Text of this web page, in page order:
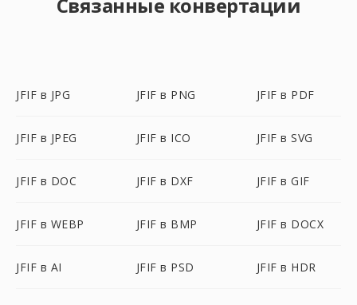
JFIF в JPG JFIF в PNG JFIF в PDF
JFIF в JPEG JFIF в ICO JFIF в SVG
JFIF в DOC JFIF в DXF JFIF в GIF
JFIF в WEBP JFIF в BMP JFIF в DOCX
JFIF в AI JFIF в PSD JFIF в HDR